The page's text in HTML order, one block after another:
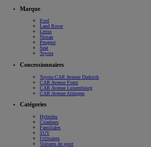
Marque
Ford
Land Rover
Lexus
Nissan
Peugeot
Seat
Toyota
Concessionnaires
Toyota CAR Avenue Diekirch
CAR Avenue Foetz
CAR Avenue Luxembourg
CAR Avenue Alzingen
Catégories
Hybrides
Citadines
Familiales
SUV
Utilitaires
Voitures de sport